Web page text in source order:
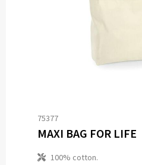
75377
MAXI BAG FOR LIFE
100% cotton.